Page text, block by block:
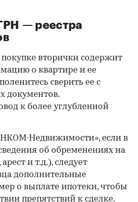
— реестра
вторички содержит
о квартире и ее
сверить ее с
документов.
к более углубленной
Недвижимости», если в
об обременениях на
и т.д.), следует
дополнительные
о выплате ипотеки, чтобы
препятствий к сделке.